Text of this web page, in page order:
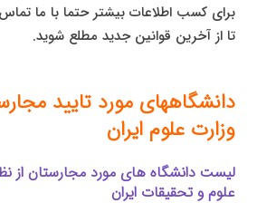
برای کسب اطلاعات بیشتر حتما با ما
تا از آخرین قوانین جدید مطلع شوید.
دانشگاههای مورد تایید
وزارت علوم ایران
لیست دانشگاه های مورد مجارستان از
علوم و تحقیقات ایران